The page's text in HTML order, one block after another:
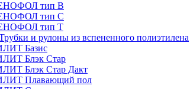
тип B
тип C
тип T
и рулоны из вспененного полиэтилена
Базис
Блэк Стар
Блэк Стар Дакт
Плавающий пол